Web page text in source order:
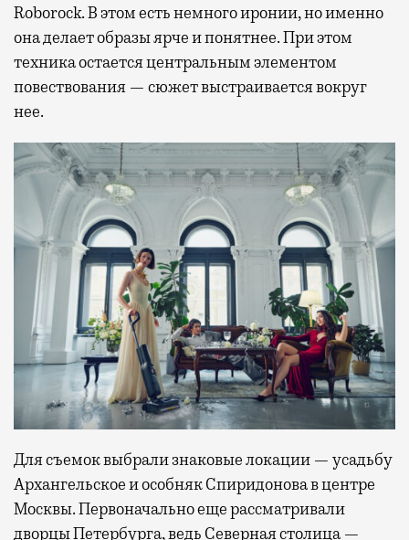
Roborock. В этом есть немного иронии, но именно
она делает образы ярче и понятнее. При этом
техника остается центральным элементом
повествования — сюжет выстраивается вокруг
нее.
Для съемок выбрали знаковые локации — усадьбу
Архангельское и особняк Спиридонова в центре
Москвы. Первоначально еще рассматривали
дворцы Петербурга, ведь Северная столица —